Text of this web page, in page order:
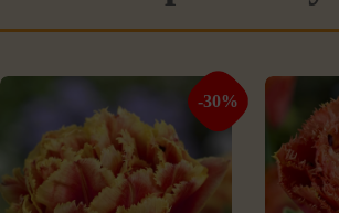
-30%